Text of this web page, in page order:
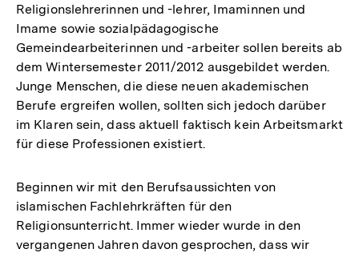
Religionslehrerinnen und -lehrer, Imaminnen und
Imame sowie sozialpädagogische
Gemeindearbeiterinnen und -arbeiter sollen bereits ab
dem Wintersemester 2011/2012 ausgebildet werden.
Junge Menschen, die diese neuen akademischen
Berufe ergreifen wollen, sollten sich jedoch darüber
im Klaren sein, dass aktuell faktisch kein Arbeitsmarkt
für diese Professionen existiert.
Beginnen wir mit den Berufsaussichten von
islamischen Fachlehrkräften für den
Religionsunterricht. Immer wieder wurde in den
vergangenen Jahren davon gesprochen, dass wir